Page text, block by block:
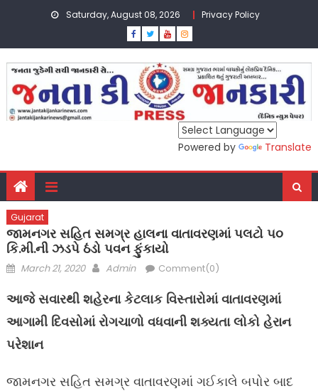
Saturday, August 08, 2026 Privacy Policy
Powered by Translate
Gujarat
જામનગર સહિત સમગ્ર હાલના વાતાવરણમાં પલટો ૫૦
કિ.મી.ની ઝડપે ઠંડો પવન ફુંકાયો
Posted
March 21, 2020 Author
Admin Comment(0)
આજે સવારથી શહેરના કેટલાક વિસ્તારોમાં વાતાવરણમાં
આગામી દિવસોમાં રોગચાળો વધવાની શક્યતા લોકો હેરાન
પરેશાન
જામનગર સહિત સમગ્ર વાતાવરણમાં ગઈકાલે બપોર બાદ